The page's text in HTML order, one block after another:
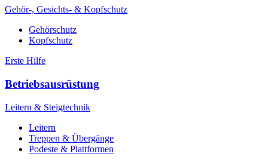
Gehör-, Gesichts- & Kopfschutz
Gehörschutz
Kopfschutz
Erste Hilfe
Betriebsausrüstung
Leitern & Steigtechnik
Leitern
Treppen & Übergänge
Podeste & Plattformen